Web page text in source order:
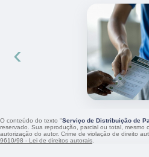
‹
O conteúdo do texto "Serviço de Distribuição de
reservado. Sua reprodução, parcial ou total, mesmo
autorização do autor. Crime de violação de direito
9610/98 - Lei de direitos autorais